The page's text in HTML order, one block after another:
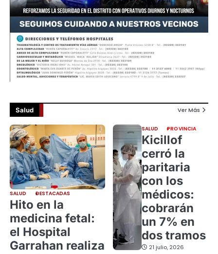
Salud Ver Más
SALUD DESTACADAS
Hito en la
medicina fetal:
el Hospital
Garrahan realiza
SALUD PROVINCIA
Kicillof
cerró la
paritaria
con los
médicos:
cobrarán
un 7% en
dos tramos
21 julio, 2026